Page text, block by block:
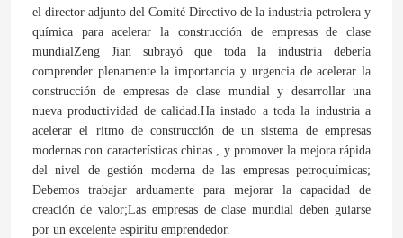
el director adjunto del Comité Directivo de la industria petrolera y
química para acelerar la construcción de empresas de clase
mundialZeng Jian subrayó que toda la industria debería
comprender plenamente la importancia y urgencia de acelerar la
construcción de empresas de clase mundial y desarrollar una
nueva productividad de calidad.Ha instado a toda la industria a
acelerar el ritmo de construcción de un sistema de empresas
modernas con características chinas., y promover la mejora rápida
del nivel de gestión moderna de las empresas petroquímicas;
Debemos trabajar arduamente para mejorar la capacidad de
creación de valor;Las empresas de clase mundial deben guiarse
por un excelente espíritu emprendedor.